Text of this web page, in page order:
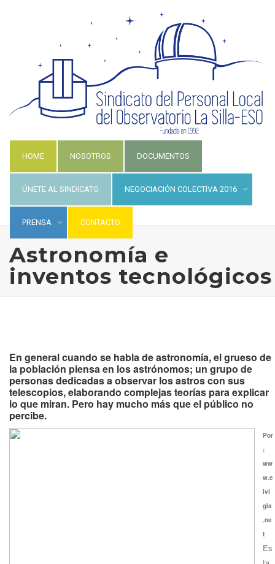
HOME NOSOTROS DOCUMENTOS
ÚNETE AL SINDICATO NEGOCIACIÓN COLECTIVA 2016
PRENSA CONTACTO
Astronomía e
inventos tecnológicos
En general cuando se habla de astronomía, el grueso de
la población piensa en los astrónomos; un grupo de
personas dedicadas a observar los astros con sus
telescopios, elaborando complejas teorías para explicar
lo que miran. Pero hay mucho más que el público no
percibe.
Por
:
ww
w.e
lvi
gia
.ne
t
Es